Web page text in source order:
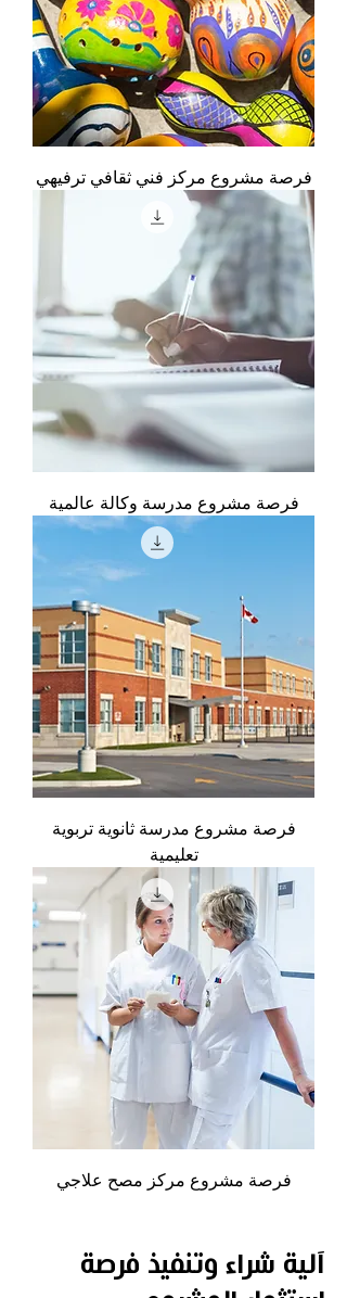
فرصة مشروع مركز فني ثقافي ترفيهي
فرصة مشروع مدرسة وكالة عالمية
فرصة مشروع مدرسة ثانوية تربوية
تعليمية
فرصة مشروع مركز مصح علاجي
آلية شراء وتنفيذ فرصة